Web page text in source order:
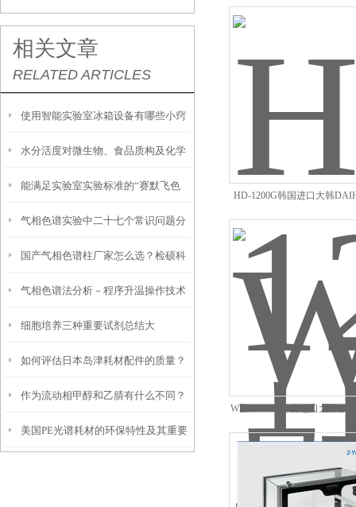
相关文章
RELATED ARTICLES
使用智能实验室冰箱设备有哪些小窍
门？
水分活度对微生物、食品质构及化学
反应的影响
能满足实验室实验标准的“赛默飞色
谱柱”
气相色谱实验中二十七个常识问题分
析
国产气相色谱柱厂家怎么选？检硕科
学性价比高 + 售后*指南
气相色谱法分析－程序升温操作技术
细胞培养三种重要试剂总结大
全！！！
如何评估日本岛津耗材配件的质量？
有哪些关键指标？
作为流动相甲醇和乙腈有什么不同？
美国PE光谱耗材的环保特性及其重要
HD-1200G韩国进口大韩
压式通风柜工作台
WEV-1001V韩国进口大韩数
浓缩器经销商